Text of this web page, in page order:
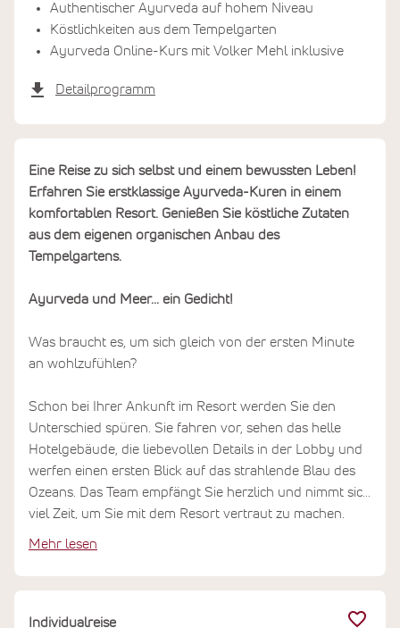
Authentischer Ayurveda auf hohem Niveau
Köstlichkeiten aus dem Tempelgarten
Ayurveda Online-Kurs mit Volker Mehl inklusive
Detailprogramm
Eine Reise zu sich selbst und einem bewussten Leben!
Erfahren Sie erstklassige Ayurveda-Kuren in einem
komfortablen Resort. Genießen Sie köstliche Zutaten
aus dem eigenen organischen Anbau des
Tempelgartens.
Ayurveda und Meer... ein Gedicht!
Was braucht es, um sich gleich von der ersten Minute
an wohlzufühlen?
Schon bei Ihrer Ankunft im Resort werden Sie den
Unterschied spüren. Sie fahren vor, sehen das helle
Hotelgebäude, die liebevollen Details in der Lobby und
werfen einen ersten Blick auf das strahlende Blau des
Ozeans. Das Team empfängt Sie herzlich und nimmt sich
viel Zeit, um Sie mit dem Resort vertraut zu machen.
Ihrer Haut wahrnehmen! Atmen Sie tief durch und
Weligama Resort!
Mehr lesen
Individualreise